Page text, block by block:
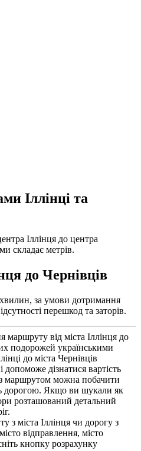
Іллінці та
Іллінця до центра
складає метрів.
до Чернівців
хвилин, за умови дотримання
перешкод та заторів.
маршруту від міста Іллінця до
подорожей українськими
до міста Чернівців
допоможе дізнатися вартість
маршрутом можна побачити
дорогою. Якщо ви шукали як
розташований детальний
міста Іллінця чи дорогу з
відправлення, місто
кнопку розрахунку